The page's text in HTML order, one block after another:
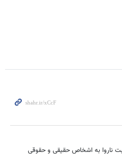
ناروا به اشخاص حقیقی و حقوقی